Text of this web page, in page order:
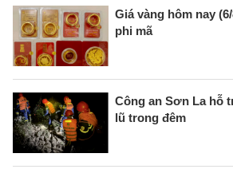
Giá vàng hôm nay
phi mã
Công an Sơn La hỗ
lũ trong đêm